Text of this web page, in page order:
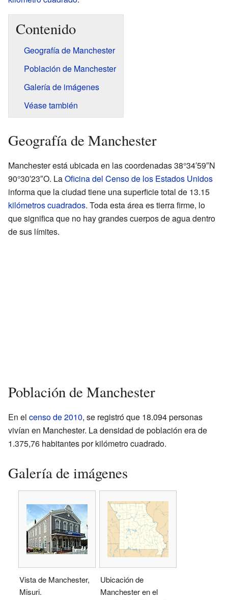
Contenido
Geografía de Manchester
Población de Manchester
Galería de imágenes
Véase también
Geografía de Manchester
Manchester está ubicada en las coordenadas 38°34′59″N
90°30′23″O. LaOficina del Censo de los Estados Unidos
informa que la ciudad tiene una superficie total de 13.15
kilómetros cuadrados. Toda esta área es tierra firme, lo
que significa que no hay grandes cuerpos de agua dentro
de sus límites.
Población de Manchester
En el censo de 2010, se registró que 18.094 personas
vivían en Manchester. La densidad de población era de
1.375,76 habitantes por kilómetro cuadrado.
Galería de imágenes
Vista de Manchester,
Misuri.
Ubicación de
Manchester en el